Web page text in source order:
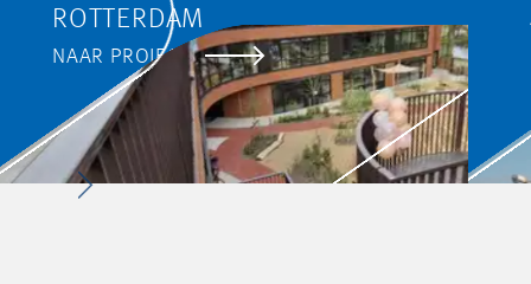
ROTTERDAM
NAAR PROJECT